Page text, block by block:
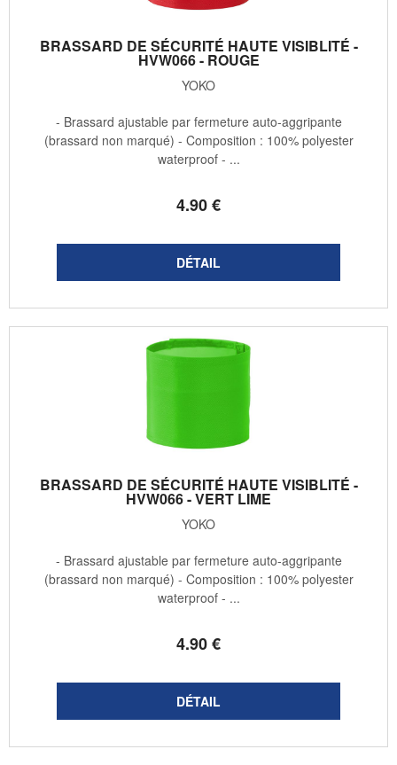
BRASSARD DE SÉCURITÉ HAUTE VISIBLITÉ -
HVW066 - ROUGE
YOKO
4.90€
- Brassard ajustable par fermeture auto-aggripante
(brassard non marqué) - Composition : 100% polyester
waterproof - ...
BRASSARD DE SÉCURITÉ HAUTE VISIBLITÉ -
HVW066 - VERT LIME
YOKO
4.90€
- Brassard ajustable par fermeture auto-aggripante
(brassard non marqué) - Composition : 100% polyester
waterproof - ...